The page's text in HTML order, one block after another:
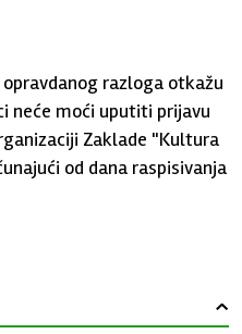
razloga otkažu
neće moći uputiti prijavu
Zaklade "Kultura
od dana raspisivanja
›